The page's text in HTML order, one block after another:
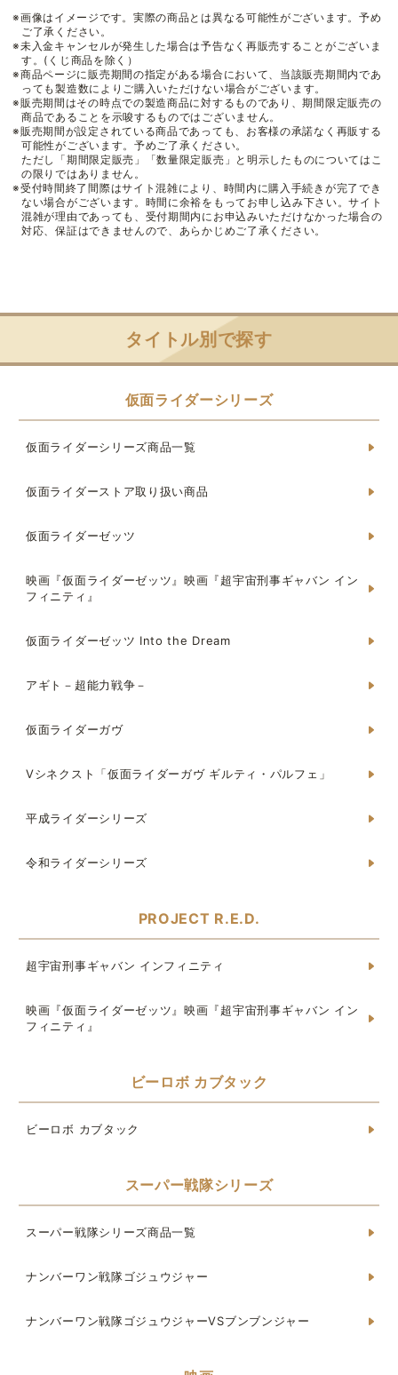
※画像はイメージです。実際の商品とは異なる可能性がございます。予め
ご了承ください。
※未入金キャンセルが発生した場合は予告なく再販売することがございま
す。(くじ商品を除く）
※商品ページに販売期間の指定がある場合において、当該販売期間内であ
っても製造数によりご購入いただけない場合がございます。
※販売期間はその時点での製造商品に対するものであり、期間限定販売の
商品であることを示唆するものではございません。
※販売期間が設定されている商品であっても、お客様の承諾なく再販する
可能性がございます。予めご了承ください。
ただし「期間限定販売」「数量限定販売」と明示したものについてはこ
の限りではありません。
※受付時間終了間際はサイト混雑により、時間内に購入手続きが完了でき
ない場合がございます。時間に余裕をもってお申し込み下さい。サイト
混雑が理由であっても、受付期間内にお申込みいただけなかった場合の
対応、保証はできませんので、あらかじめご了承ください。
タイトル別で探す
仮面ライダーシリーズ
仮面ライダーシリーズ商品一覧
仮面ライダーストア取り扱い商品
仮面ライダーゼッツ
映画『仮面ライダーゼッツ』映画『超宇宙刑事ギャバン イン
フィニティ』
仮面ライダーゼッツ Into the Dream
アギト－超能力戦争－
仮面ライダーガヴ
Vシネクスト「仮面ライダーガヴ ギルティ・パルフェ」
平成ライダーシリーズ
令和ライダーシリーズ
PROJECT R.E.D.
超宇宙刑事ギャバン インフィニティ
映画『仮面ライダーゼッツ』映画『超宇宙刑事ギャバン イン
フィニティ』
ビーロボ カブタック
ビーロボ カブタック
スーパー戦隊シリーズ
スーパー戦隊シリーズ商品一覧
ナンバーワン戦隊ゴジュウジャー
ナンバーワン戦隊ゴジュウジャーVSブンブンジャー